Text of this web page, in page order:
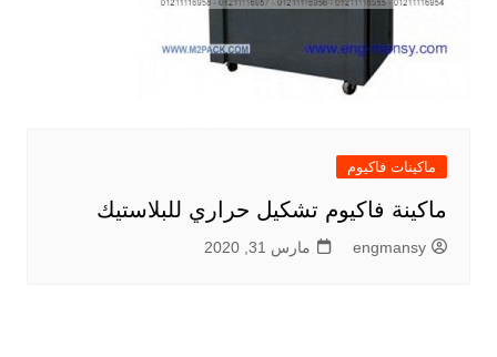
ماكينات فاكيوم
ماكينة فاكيوم تشكيل حراري للبلاستيك
engmansy مارس 31, 2020